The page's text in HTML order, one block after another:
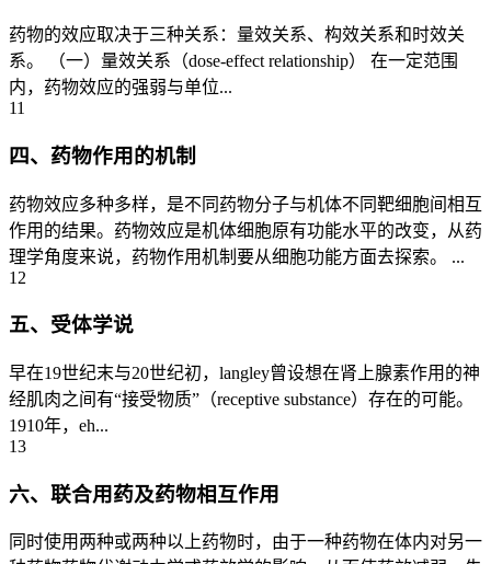
药物的效应取决于三种关系：量效关系、构效关系和时效关
系。 （一）量效关系（dose-effect relationship） 在一定范围
内，药物效应的强弱与单位...
11
四、药物作用的机制
药物效应多种多样，是不同药物分子与机体不同靶细胞间相互
作用的结果。药物效应是机体细胞原有功能水平的改变，从药
理学角度来说，药物作用机制要从细胞功能方面去探索。 ...
12
五、受体学说
早在19世纪末与20世纪初，langley曾设想在肾上腺素作用的神
经肌肉之间有“接受物质”（receptive substance）存在的可能。
1910年，eh...
13
六、联合用药及药物相互作用
同时使用两种或两种以上药物时，由于一种药物在体内对另一